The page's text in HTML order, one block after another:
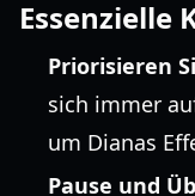
Essenzielle
Priorisieren
sich immer
um Dianas
Pause und